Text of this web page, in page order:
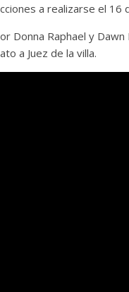
a realizarse el 16
Raphael y Dawn
a Juez de la villa.